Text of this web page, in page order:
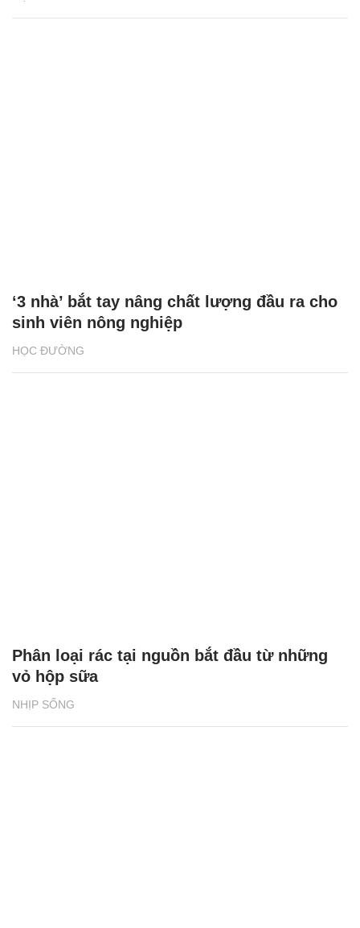
HỌC ĐƯỜNG
‘3 nhà’ bắt tay nâng chất lượng đầu ra cho
sinh viên nông nghiệp
NHỊP SỐNG
Phân loại rác tại nguồn bắt đầu từ những
vỏ hộp sữa